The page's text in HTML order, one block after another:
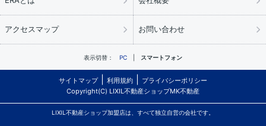
アクセスマップ お問い合わせ
表示切替： PC スマートフォン
サイトマップ 利用規約
プライバシーポリシー
Copyright(C) LIXIL不動産ショップMK不動産
LIXIL不動産ショップ加盟店は、すべて独立自営の会社です。